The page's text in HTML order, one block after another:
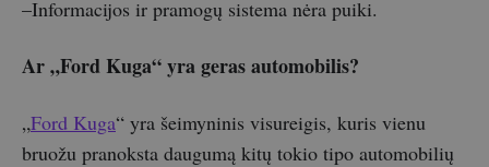
–Informacijos ir pramogų sistema nėra puiki.
Ar „Ford Kuga“ yra geras automobilis?
„Ford Kuga“ yra šeimyninis visureigis, kuris vienu
bruožu pranoksta daugumą kitų tokio tipo automobilių